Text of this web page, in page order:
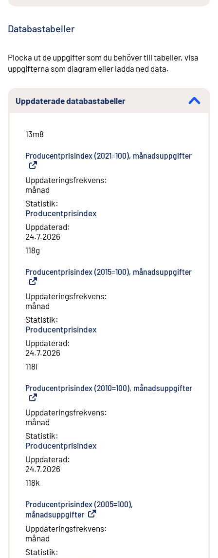
Databastabeller
Plocka ut de uppgifter som du behöver till tabeller, visa
uppgifterna som diagram eller ladda ned data.
Uppdaterade databastabeller
13m8
Producentprisindex (2021=100), månadsuppgifter
Uppdateringsfrekvens:
månad
Statistik:
Producentprisindex
Uppdaterad:
24.7.2026
118g
Producentprisindex (2015=100), månadsuppgifter
Uppdateringsfrekvens:
månad
Statistik:
Producentprisindex
Uppdaterad:
24.7.2026
118i
Producentprisindex (2010=100), månadsuppgifter
Uppdateringsfrekvens:
månad
Statistik:
Producentprisindex
Uppdaterad:
24.7.2026
118k
Producentprisindex (2005=100),
månadsuppgifter Extern länk
Uppdateringsfrekvens:
månad
Statistik: